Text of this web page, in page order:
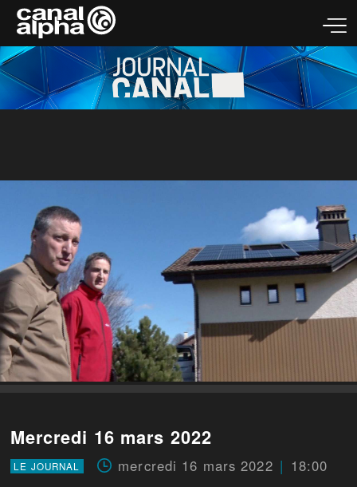
Mercredi 16 mars 2022
LE JOURNAL mercredi 16 mars 2022 18:00